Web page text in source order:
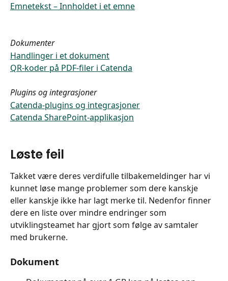
Emnetekst – Innholdet i et emne
Dokumenter
Handlinger i et dokument
QR-koder på PDF-filer i Catenda
Plugins og integrasjoner
Catenda-plugins og integrasjoner
Catenda SharePoint-applikasjon
Løste feil
Takket være deres verdifulle tilbakemeldinger har vi
kunnet løse mange problemer som dere kanskje
eller kanskje ikke har lagt merke til. Nedenfor finner
dere en liste over mindre endringer som
utviklingsteamet har gjort som følge av samtaler
med brukerne.
Dokument